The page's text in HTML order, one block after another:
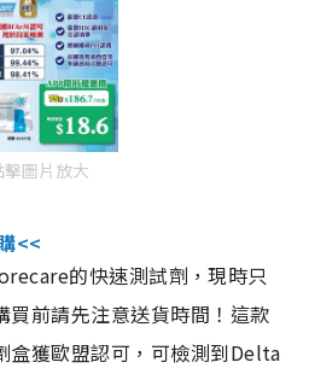
擊圖片放大
<<
的快速測試劑，現時只
買前請先注意送貨時間！這款
盒獲歐盟認可，可檢測到Delta